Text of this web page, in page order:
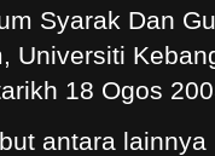
Syarak Dan
Universiti
18 Ogos
antara